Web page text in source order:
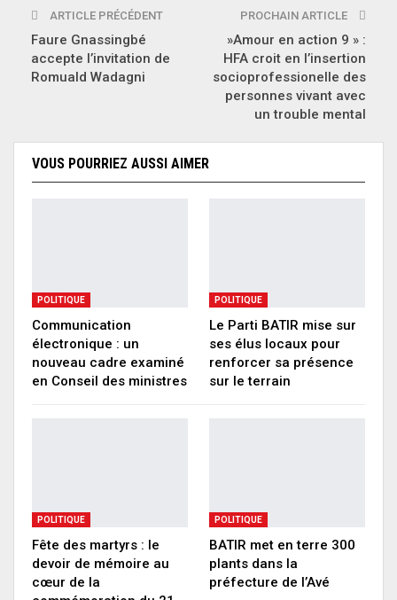
ARTICLE PRÉCÉDENT
Faure Gnassingbé
accepte l’invitation de
Romuald Wadagni
PROCHAIN ARTICLE
»Amour en action 9 » :
HFA croit en l’insertion
socioprofessionelle des
personnes vivant avec
un trouble mental
VOUS POURRIEZ AUSSI AIMER
POLITIQUE
Communication
électronique : un
nouveau cadre examiné
en Conseil des ministres
POLITIQUE
Le Parti BATIR mise sur
ses élus locaux pour
renforcer sa présence
sur le terrain
POLITIQUE
Fête des martyrs : le
devoir de mémoire au
cœur de la
POLITIQUE
BATIR met en terre 300
plants dans la
préfecture de l’Avé